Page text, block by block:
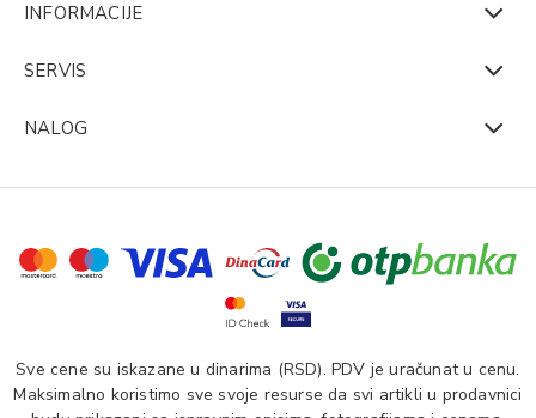
INFORMACIJE
SERVIS
NALOG
Sve cene su iskazane u dinarima (RSD). PDV je uračunat u cenu.
Maksimalno koristimo sve svoje resurse da svi artikli u prodavnici